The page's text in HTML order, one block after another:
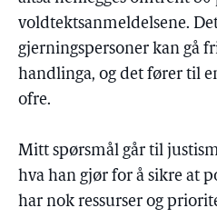
voldtektsanmeldelsene.
gjerningspersoner kan gå
handlinga, og det fører til
ofre.
Mitt spørsmål går til
hva han gjør for å sikre at
har nok ressurser og